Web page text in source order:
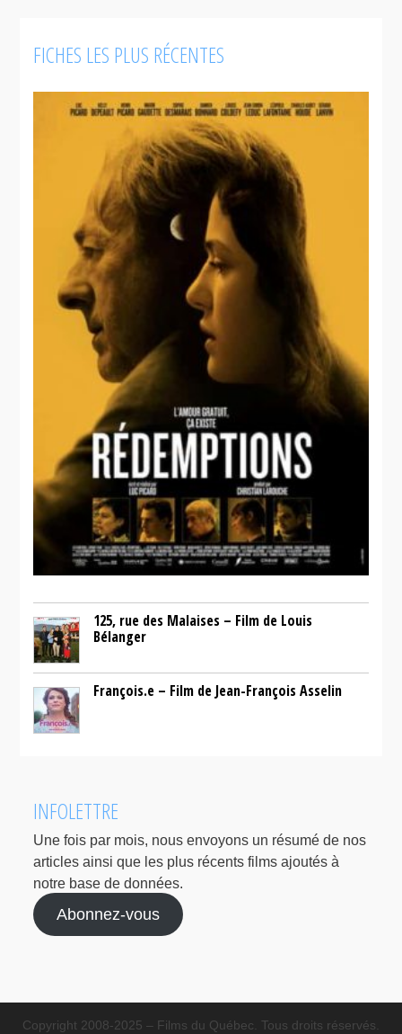
FICHES LES PLUS RÉCENTES
125, rue des Malaises – Film de Louis
Bélanger
François.e – Film de Jean-François Asselin
INFOLETTRE
Une fois par mois, nous envoyons un résumé de nos
articles ainsi que les plus récents films ajoutés à
notre base de données.
Abonnez-vous
Copyright 2008-2025 – Films du Québec. Tous droits réservés.